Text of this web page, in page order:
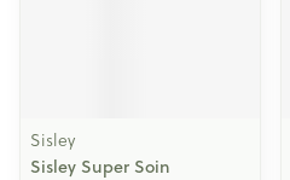
Sisley
Sisley Super Soin